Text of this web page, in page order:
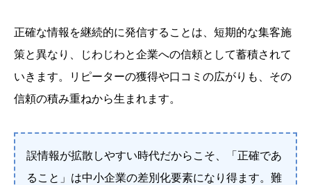
正確な情報を継続的に発信することは、短期的な集客施
策と異なり、じわじわと企業への信頼として蓄積されて
いきます。リピーターの獲得や口コミの広がりも、その
信頼の積み重ねから生まれます。
誤情報が拡散しやすい時代だからこそ、「正確であ
ること」は中小企業の差別化要素になり得ます。難